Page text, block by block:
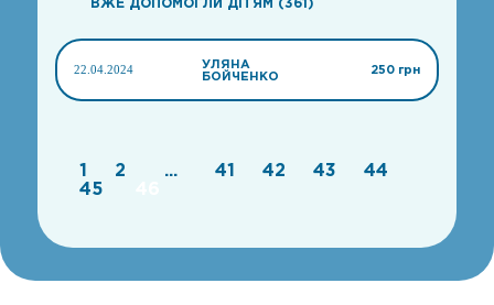
22.04.2024
УЛЯНА
БОЙЧЕНКО
250 грн
1 2 ... 41 42 43
44
45